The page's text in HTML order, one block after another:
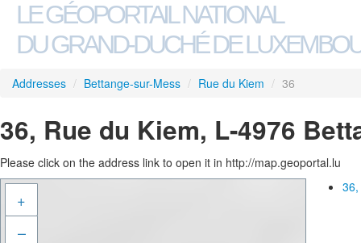
LE GÉOPORTAIL NATIONAL
DU GRAND-DUCHÉ DE
Addresses / Bettange-sur-Mess / Rue du Kiem / 36
36, Rue du Kiem, L-4976
Please click on the address link to open it in http://map.geoportal.lu
+
–